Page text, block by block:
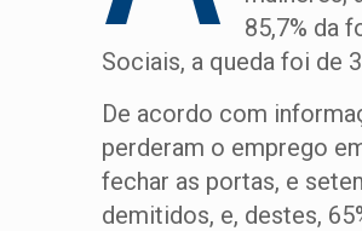
85,7% da
Sociais, a queda foi de
De acordo com
perderam o emprego
fechar as portas, e
demitidos, e, destes,